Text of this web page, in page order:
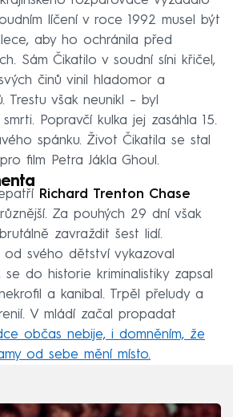
líčení v roce 1992 musel být
aby ho ochránila před
Sám Čikatilo v soudní síni křičel,
činů vinil hladomor a
Trestu však neunikl – byl
Popravčí kulka jej zasáhla 15.
spánku. Život Čikatila se stal
film Petra Jákla Ghoul.
Richard Trenton Chase
Za pouhých 29 dní však
zavraždit šest lidí.
svého dětství vykazoval
se do historie kriminalistiky zapsal
a kanibal. Trpěl přeludy a
V mládí začal propadat
občas nebije, i domněním, že
od sebe mění místo.